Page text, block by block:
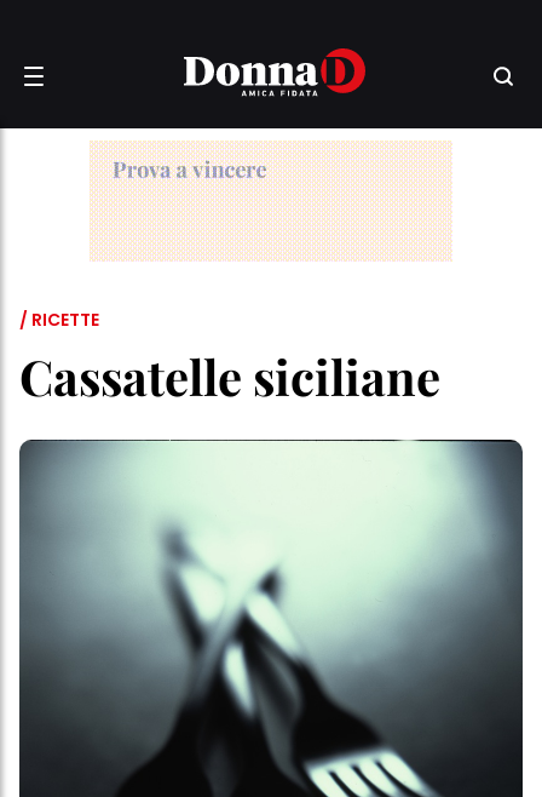
/ RICETTE
Cassatelle siciliane